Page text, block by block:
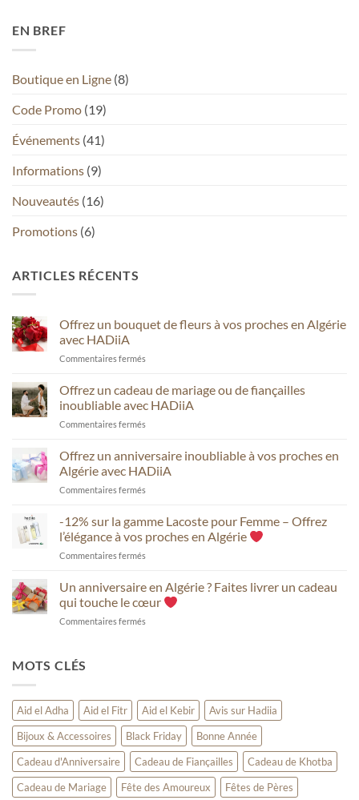
EN BREF
Boutique en Ligne (8)
Code Promo (19)
Événements (41)
Informations (9)
Nouveautés (16)
Promotions (6)
ARTICLES RÉCENTS
Offrez un bouquet de fleurs à vos proches en Algérie
avec HADiiA
Commentaires fermés
de
fleurs
vos
proches
Algérie
HADiiA
Offrez un cadeau de mariage ou de fiançailles
inoubliable avec HADiiA
Commentaires fermés
de
mariage
de
fiançailles
inoubliable
avec
Offrez un anniversaire inoubliable à vos proches en
Algérie avec HADiiA
Commentaires fermés
inoubliable
à
proches
avec
-12% sur la gamme Lacoste pour Femme – Offrez
l’élégance à vos proches en Algérie
Commentaires fermés
gamme
Lacoste
à
vos
proches
en
Algérie
Un anniversaire en Algérie ? Faites livrer un cadeau
qui touche le cœur
Commentaires fermés
Faites
livrer
un
cadeau
qui
touche
le
cœur
MOTS CLÉS
Aid el Adha Aid el Fitr Aid el Kebir
Avis sur Hadiia
Bijoux & Accessoires
Black Friday
Bonne Année
Cadeau d'Anniversaire
Cadeau de Fiançailles
Cadeau de Khotba
Cadeau de Mariage
Fête des Amoureux Fêtes de Pères